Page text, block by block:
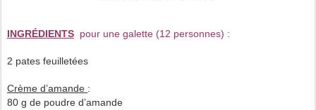
INGRÉDIENTS pour une galette (12 personnes) :
2 pates feuilletées
Crème d’amande :
80 g de poudre d’amande